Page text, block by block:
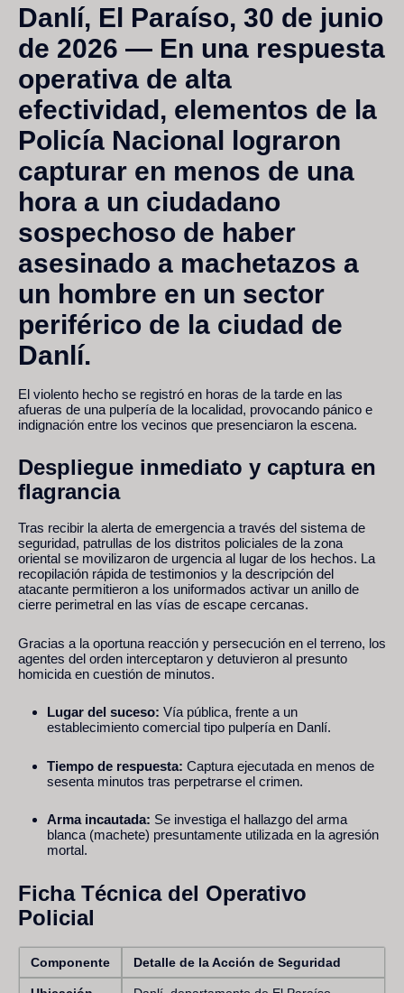
Danlí, El Paraíso, 30 de junio
de 2026 — En una respuesta
operativa de alta
efectividad, elementos de la
Policía Nacional lograron
capturar en menos de una
hora a un ciudadano
sospechoso de haber
asesinado a machetazos a
un hombre en un sector
periférico de la ciudad de
Danlí.
El violento hecho se registró en horas de la tarde en las
afueras de una pulpería de la localidad, provocando pánico e
indignación entre los vecinos que presenciaron la escena.
Despliegue inmediato y captura en
flagrancia
Tras recibir la alerta de emergencia a través del sistema de
seguridad, patrullas de los distritos policiales de la zona
oriental se movilizaron de urgencia al lugar de los hechos. La
recopilación rápida de testimonios y la descripción del
atacante permitieron a los uniformados activar un anillo de
cierre perimetral en las vías de escape cercanas.
Gracias a la oportuna reacción y persecución en el terreno, los
agentes del orden interceptaron y detuvieron al presunto
homicida en cuestión de minutos.
Lugar del suceso: Vía pública, frente a un
establecimiento comercial tipo pulpería en Danlí.
Tiempo de respuesta: Captura ejecutada en menos de
sesenta minutos tras perpetrarse el crimen.
Arma incautada: Se investiga el hallazgo del arma
blanca (machete) presuntamente utilizada en la agresión
mortal.
Ficha Técnica del Operativo
Policial
Componente Detalle de la Acción de Seguridad